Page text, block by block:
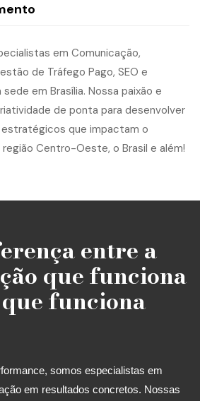
entre a
que funciona
funciona
somos especialistas em
em resultados concretos. Nossas